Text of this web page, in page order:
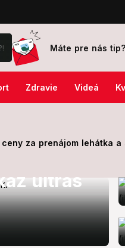
sa šíri výzva na
Máte pre nás tip?
Zdravie Videá
za prenájom lehátka
ultras